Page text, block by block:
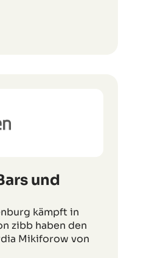
und
kämpft in
zibb haben den
Mikiforow von